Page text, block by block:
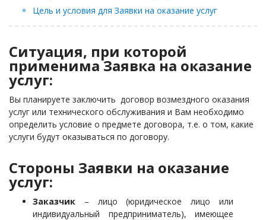
Цель и условия для Заявки на оказание услуг
Ситуация, при которой
применима Заявка на оказание
услуг:
Вы планируете заключить договор возмездного оказания
услуг или технического обслуживания и Вам необходимо
определить условие о предмете договора, т.е. о том, какие
услуги будут оказываться по договору.
Стороны Заявки на оказание
услуг:
Заказчик – лицо (юридическое лицо или
индивидуальный предприниматель), имеющее